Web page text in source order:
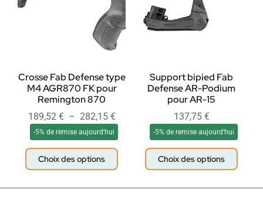
Crosse Fab Defense type
M4 AGR870 FK pour
Remington 870
189,52 € – 282,15 €
-5% de remise aujourd'hui
Choix des options
Support bipied Fab
Defense AR-Podium
pour AR-15
137,75 €
-5% de remise aujourd'hui
Choix des options